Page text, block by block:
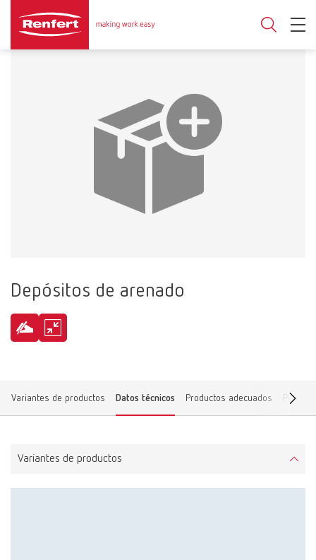
Depósitos de arenado
Variantes de productos Datos técnicos Productos adecuados Piezas
Variantes de productos